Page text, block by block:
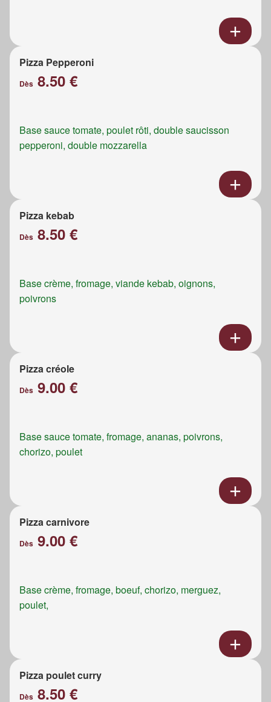
Pizza Pepperoni
Dès 8.50 €
Base sauce tomate, poulet rôti, double saucisson
pepperoni, double mozzarella
Pizza kebab
Dès 8.50 €
Base crème, fromage, viande kebab, oignons,
poivrons
Pizza créole
Dès 9.00 €
Base sauce tomate, fromage, ananas, poivrons,
chorizo, poulet
Pizza carnivore
Dès 9.00 €
Base crème, fromage, boeuf, chorizo, merguez,
poulet,
Pizza poulet curry
Dès 8.50 €